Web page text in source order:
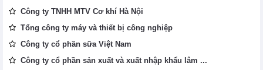
Công ty TNHH MTV Cơ khí Hà Nội
Tổng công ty máy và thiết bị công nghiệp
Công ty cổ phần sữa Việt Nam
Công ty cổ phần sản xuất và xuất nhập khẩu lâm ...